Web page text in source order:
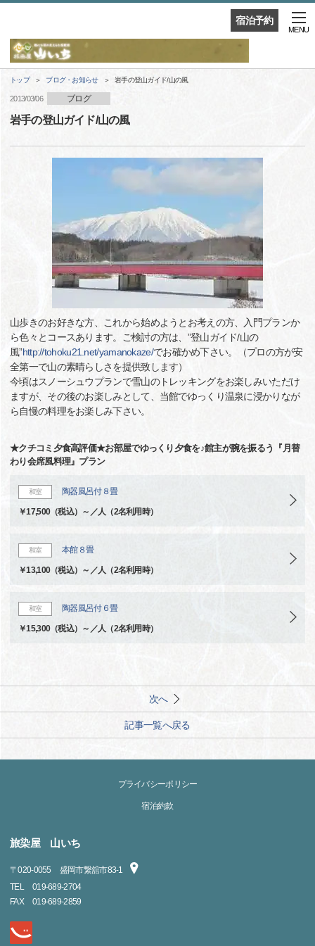
宿泊予約
MENU
トップ ブログ・お知らせ 岩手の登山ガイド/山の風
2013/03/06 ブログ
岩手の登山ガイド/山の風
山歩きのお好きな方、これから始めようとお考えの方、入門プランか
ら色々とコースあります。ご検討の方は、”登山ガイド/山の
風”http://tohoku21.net/yamanokaze/でお確かめ下さい。（プロの方が安
全第一で山の素晴らしさを提供致します）
今頃はスノーシュウプランで雪山のトレッキングをお楽しみいただけ
ますが、その後のお楽しみとして、当館でゆっくり温泉に浸かりなが
ら自慢の料理をお楽しみ下さい。
★クチコミ夕食高評価★お部屋でゆっくり夕食を♪館主が腕を振るう『月替
わり会席風料理』プラン
和室 陶器風呂付８畳
￥17,500（税込）～／人（2名利用時）
和室 本館８畳
￥13,100（税込）～／人（2名利用時）
和室 陶器風呂付６畳
￥15,300（税込）～／人（2名利用時）
次へ
記事一覧へ戻る
プライバシーポリシー
宿泊約款
旅染屋 山いち
〒020-0055
盛岡市繋舘市83-1
TEL
019-689-2704
FAX
019-689-2859